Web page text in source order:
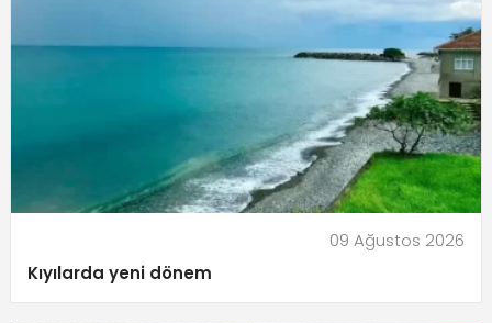
09 Ağustos 2026
Kıyılarda yeni dönem